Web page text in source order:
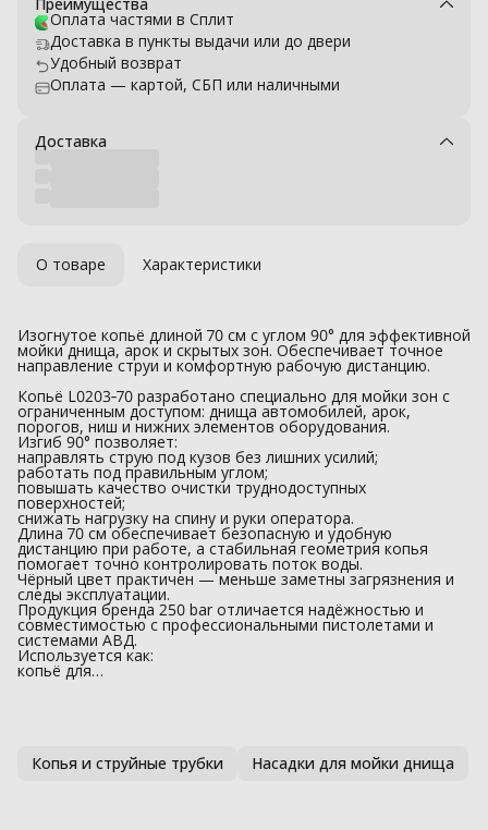
Оплата частями в Сплит
Доставка в пункты выдачи или до двери
Удобный возврат
Оплата — картой, СБП или наличными
Доставка
О товаре Характеристики
Изогнутое копьё длиной 70 см с углом 90° для эффективной
мойки днища, арок и скрытых зон. Обеспечивает точное
направление струи и комфортную рабочую дистанцию.
Копьё L0203‑70 разработано специально для мойки зон с
ограниченным доступом: днища автомобилей, арок,
порогов, ниш и нижних элементов оборудования.
Изгиб 90° позволяет:
направлять струю под кузов без лишних усилий;
работать под правильным углом;
повышать качество очистки труднодоступных
поверхностей;
снижать нагрузку на спину и руки оператора.
Длина 70 см обеспечивает безопасную и удобную
дистанцию при работе, а стабильная геометрия копья
помогает точно контролировать поток воды.
Чёрный цвет практичен — меньше заметны загрязнения и
следы эксплуатации.
Продукция бренда 250 bar отличается надёжностью и
совместимостью с профессиональными пистолетами и
системами АВД.
Используется как:
копьё для…
Копья и струйные трубки Насадки для мойки днища